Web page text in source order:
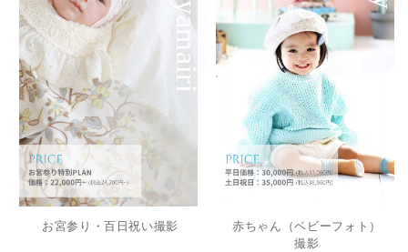
お宮参り・百日祝い撮影
赤ちゃん（ベビーフォト）
撮影